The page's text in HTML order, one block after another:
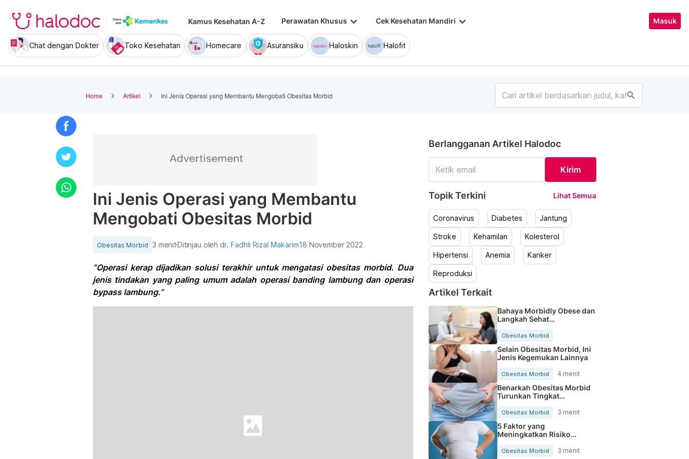
Kamus Kesehatan A-Z Perawatan Khusus keyboard_arrow_down Cek Kesehatan Mandiri keyboard_arrow_down Masuk
Chat dengan Dokter Toko Kesehatan Homecare Asuransiku Haloskin Halofit
Home Artikel Ini Jenis Operasi yang Membantu Mengobati Obesitas Morbid search
Ini Jenis Operasi yang Membantu
Mengobati Obesitas Morbid
Obesitas Morbid 3 menitDitinjau olehdr. Fadhli Rizal Makarim18 November 2022
“Operasi kerap dijadikan solusi terakhir untuk mengatasi obesitas morbid. Dua
jenis tindakan yang paling umum adalah operasi banding lambung dan operasi
bypass lambung.”
Berlangganan Artikel Halodoc
Kirim
Topik Terkini Lihat Semua
Coronavirus Diabetes Jantung
Stroke Kehamilan Kolesterol
Hipertensi Anemia Kanker
Reproduksi
Artikel Terkait
Bahaya Morbidly Obese dan
Langkah Sehat
Obesitas Morbid
Selain Obesitas Morbid, Ini
Jenis Kegemukan Lainnya
Obesitas Morbid 4 menit
Benarkah Obesitas Morbid
Turunkan Tingkat
Obesitas Morbid 3 menit
5 Faktor yang
Meningkatkan Risiko
Obesitas Morbid 3 menit